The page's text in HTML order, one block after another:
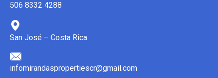
506 8332 4288
San José – Costa Rica
infomirandaspropertiescr@gmail.com